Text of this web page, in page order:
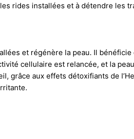
rides installées et à détendre les
et régénère la peau. Il
cellulaire est relancée, et la
grâce aux effets détoxifiants de